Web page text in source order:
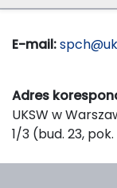
E-mail:
Adres
UKSW w
1/3 (bud. 23,